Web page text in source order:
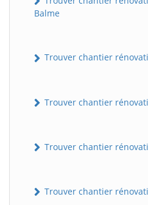
Balme
Trouver chantier
Trouver chantier
Trouver chantier
Trouver chantier